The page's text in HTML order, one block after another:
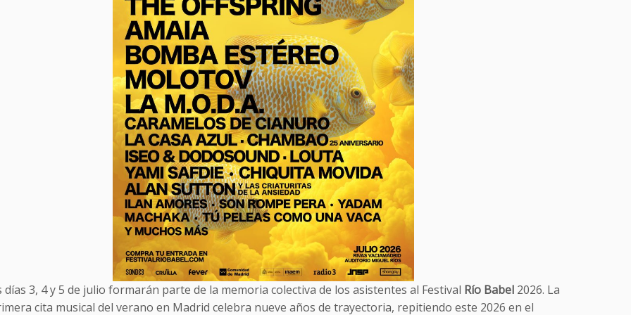
días 3, 4 y 5 de julio formarán parte de la memoria colectiva de los asistentes al Festival Río Babel 2026. La
cita musical del verano en Madrid celebra nueve años de trayectoria, repitiendo este 2026 en el